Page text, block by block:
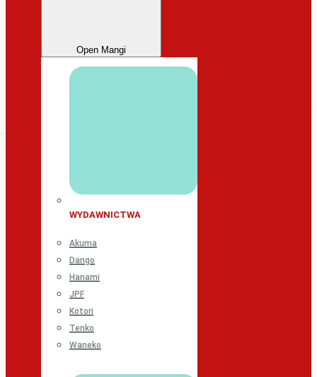
Open Mangi
WYDAWNICTWA
Akuma
Dango
Hanami
JPF
Kotori
Tenko
Waneko